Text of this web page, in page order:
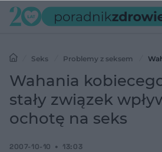
Seks Problemy z seksem
stały związek wpływa na ochotę na seks
Wahania
stały związek
ochotę na seks
2007-10-10 13:03